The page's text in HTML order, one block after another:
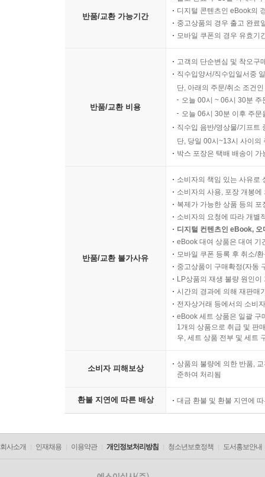
반품/교환 가능기간
디지털 콘텐츠인 eBook의
중고상품의 경우 출고 완료
모바일 쿠폰의 경우 유효기
반품/교환 비용
고객의 단순변심 및 착오구
직수입양서/직수입일서중
단, 아래의 주문/취소 조건
오늘 00시 ~ 06시 30분
오늘 06시 30분 이후 주
직수입 음반/영상물/기프트
단, 당일 00시~13시 사이의
박스 포장은 택배 배송이
반품/교환 불가사유
소비자의 책임 있는 사유로
소비자의 사용, 포장 개봉
복제가 가능한 상품 등의
소비자의 요청에 따라 개별
디지털 컨텐츠인 eBook,
eBook 대여 상품은 대여 기
모바일 쿠폰 등록 후 취소/
중고상품이 구매확정(자동
LP상품의 재생 불량 원인
시간의 경과에 의해 재판매
전자상거래 등에서의 소비
eBook 세트 상품은 일괄 구
1개의 상품으로 취급 및 판
우, 세트 상품 전부 및 세트
소비자 피해보상
상품의 불량에 의한 반품,
준하여 처리됨
환불 지연에 따른 배상 대금 환불 및 환불 지연에
회사소개 인재채용 이용약관 개인정보처리방침 청소년보호정책 도서홍보안내